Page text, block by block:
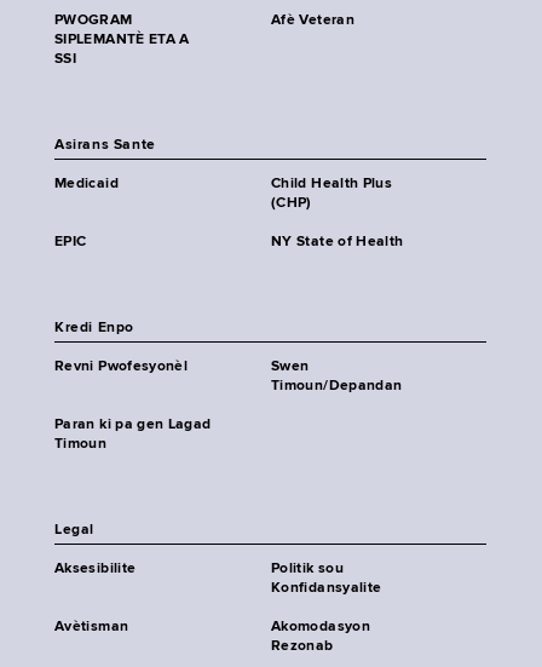
PWOGRAM
SIPLEMANTÈ ETA A
SSI
Afè Veteran
Asirans Sante
Medicaid
Child Health Plus
(CHP)
EPIC NY State of Health
Kredi Enpo
Revni Pwofesyonèl
Swen
Timoun/Depandan
Paran ki pa gen Lagad
Timoun
Legal
Aksesibilite
Politik sou
Konfidansyalite
Avètisman
Akomodasyon
Rezonab